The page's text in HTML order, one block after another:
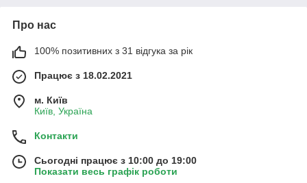
Про нас
100% позитивних з 31 відгука за рік
Працює з 18.02.2021
м. Київ
Київ, Україна
Контакти
Сьогодні працює з 10:00 до 19:00
Показати весь графік роботи